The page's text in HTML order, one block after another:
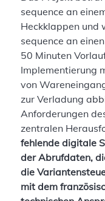
sequence an
Heckklappen und
sequence an
50 Minuten
Implementierung
von
zur Verladung
Anforderungen
zentralen
fehlende digitale
der Abrufdaten,
die
mit dem